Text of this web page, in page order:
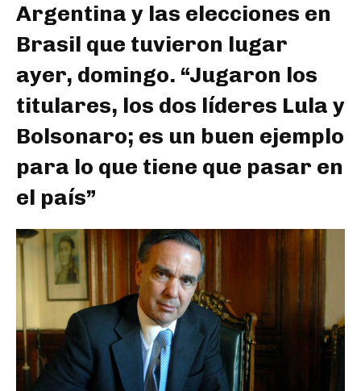
Argentina y las elecciones en
Brasil que tuvieron lugar
ayer, domingo. “Jugaron los
titulares, los dos líderes Lula y
Bolsonaro; es un buen ejemplo
para lo que tiene que pasar en
el país”